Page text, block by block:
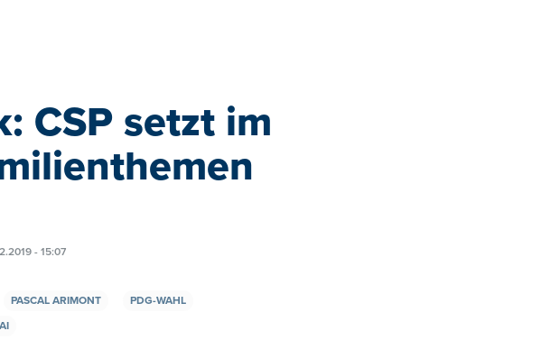
CSP setzt im
- 15:07
PASCAL ARIMONT
PDG-WAHL